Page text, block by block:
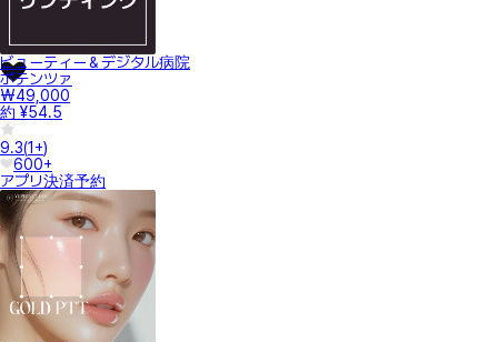
ビューティー＆デジタル病院
ポテンツァ
₩49,000
約 ¥54.5
9.3(1+)
600+
アプリ決済予約